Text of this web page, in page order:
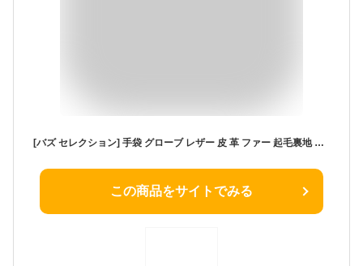
[バズ セレクション] 手袋 グローブ レザー 皮 革 ファー 起毛裏地 防寒 秋冬 タッチパネル レディース GB033(パープル)
この商品をサイトでみる